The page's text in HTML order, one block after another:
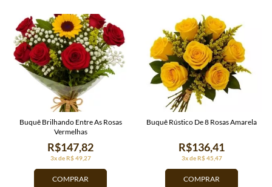
COMPRAR
3x de R$ 49,27
R$147,82
Buquê Brilhando Entre As Rosas
Vermelhas
COMPRAR
3x de R$ 45,47
R$136,41
Buquê Rústico De 8 Rosas Amarela